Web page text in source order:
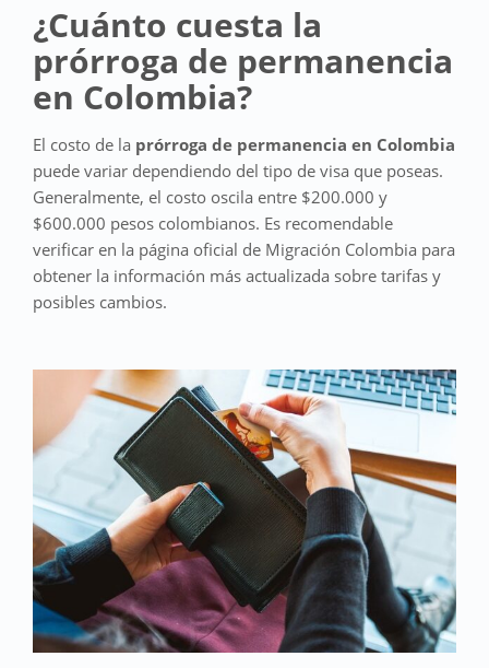
¿Cuánto cuesta la
prórroga de permanencia
en Colombia?
El costo de la prórroga de permanencia en Colombia
puede variar dependiendo del tipo de visa que poseas.
Generalmente, el costo oscila entre $200.000 y
$600.000 pesos colombianos. Es recomendable
verificar en la página oficial de Migración Colombia para
obtener la información más actualizada sobre tarifas y
posibles cambios.